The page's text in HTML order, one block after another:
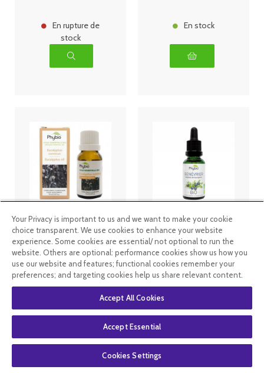
En rupture de
stock
En stock
Oemine huile
essentielle bio
Eucalyptus
Globulus 10ml
3.99 €2.39 €
Oemine
phybio
Macérat de
bourgeons bio
30 ml
genévrier
12.20 €
Your Privacy is important to us and we want to make your cookie
choice transparent. We use cookies to enhance your website
experience. Some cookies are essential/ not optional to run the
website. Others are optional: performance cookies show us how you
use our website and features; functional cookies remember your
preferences; and targeting cookies help us share relevant content.
Accept All Cookies
Accept Essential
Cookies Settings